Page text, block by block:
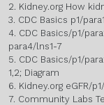
2. Kidney.org How
3. CDC Basics p1/
4. CDC Basics/p1/
para4/lns1-7
5. CDC Basics/p1/
1,2; Diagram
6. Kidney.org eGFR/
7. Community Labs